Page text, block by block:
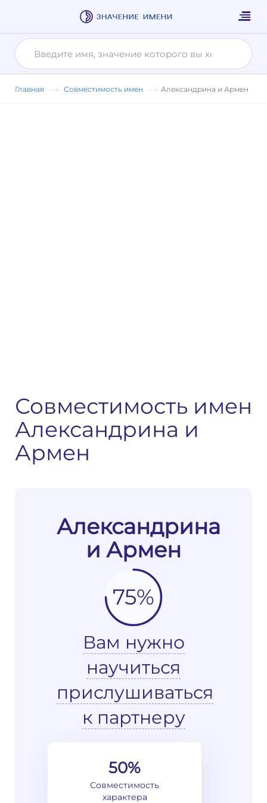
Главная Совместимость имен Александрина и Армен
Совместимость имен
Александрина и
Армен
Александрина
и Армен
75%
Вам нужно
научиться
прислушиваться
к партнеру
50%
Совместимость
характера